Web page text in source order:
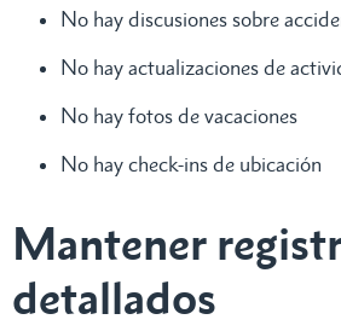
No hay discusiones sobre
No hay actualizaciones de
No hay fotos de vacaciones
No hay check-ins de ubicación
Mantener
detallados